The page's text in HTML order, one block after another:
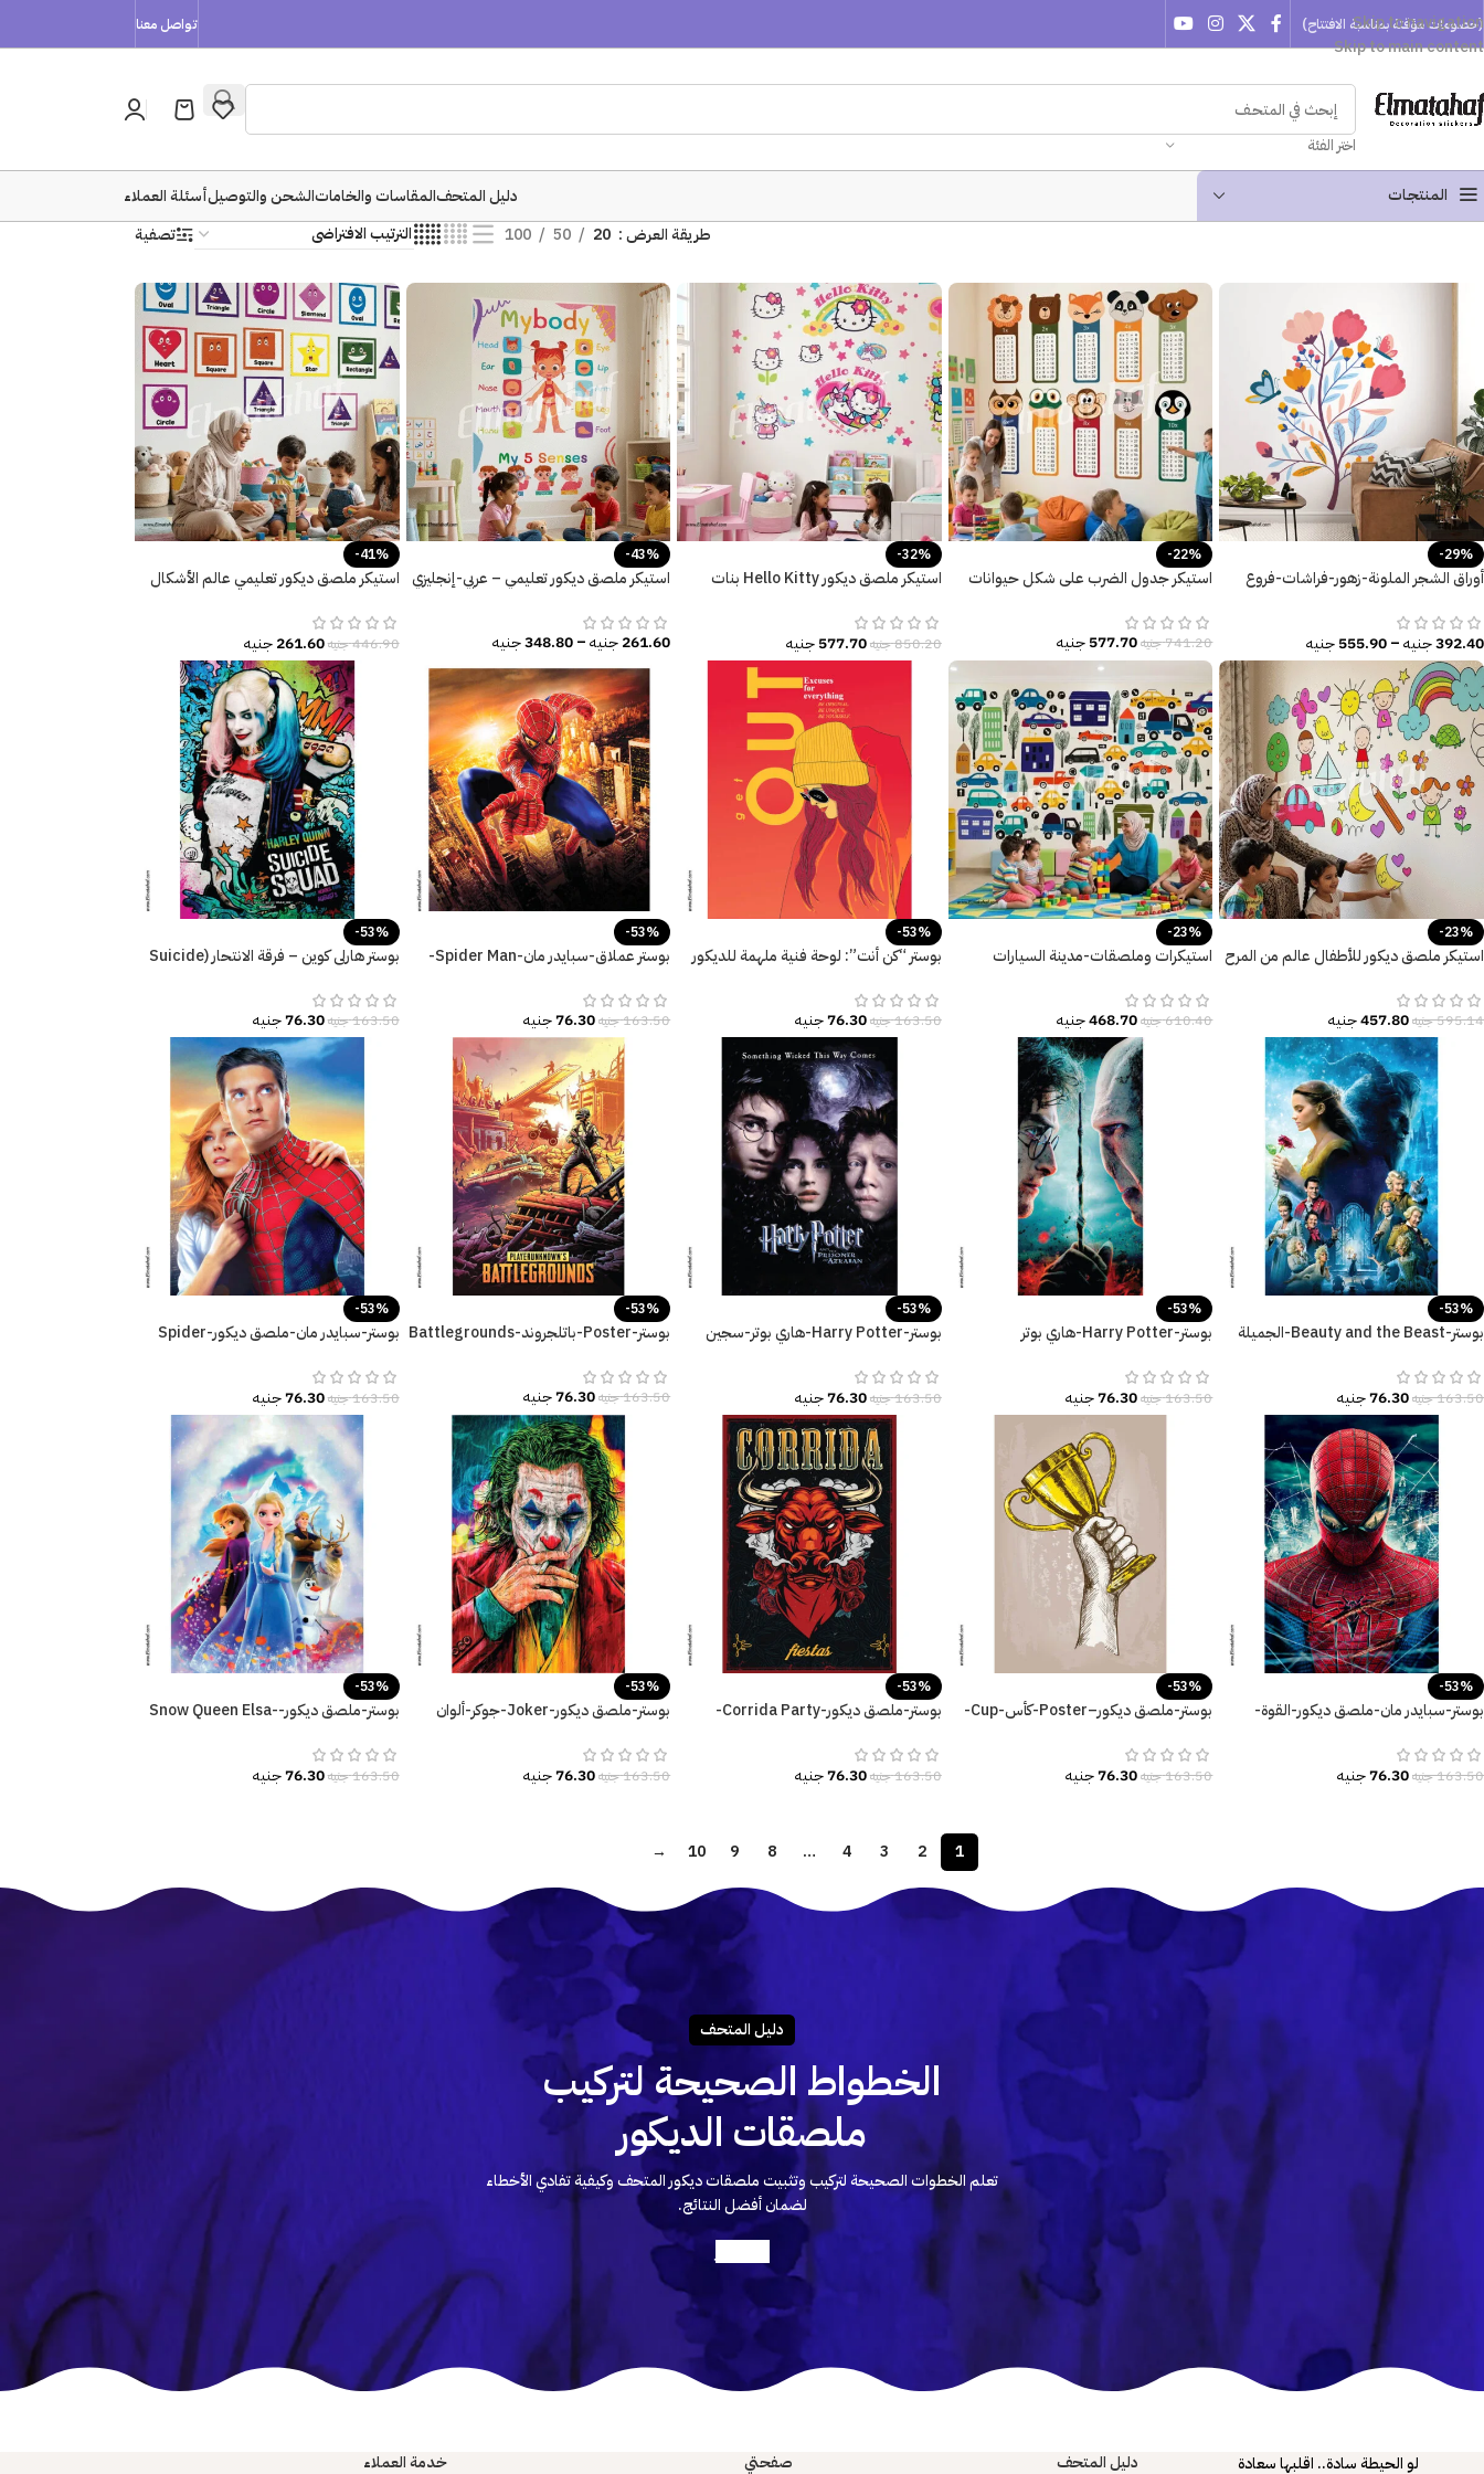
Skip to navigation
Skip to main content
(خصومات مؤقتة بمناسبة الافتتاح) تواصل معنا
اختر الفئة
المنتجـات دليل المتحفالمقاسات والخاماتالشحن والتوصيلأسئلة العملاء
طريقة العرض
20
50
100 تصفية
-29%
أوراق الشجر الملونة-زهور-فراشات-فروع
392.40جنيه–
555.90جنيه
-22%
استيكر جدول الضرب على شكل حيوانات
741.20جنيه577.70جنيه
-32%
استيكر ملصق ديكور Hello Kitty بنات
850.20جنيه577.70جنيه
-43%
استيكر ملصق ديكور تعليمي – عربي-إنجليزي
261.60جنيه –
348.80جنيه
-41%
استيكر ملصق ديكور تعليمي عالم الأشكال
446.90جنيه261.60 جنيه
-23%
استيكر ملصق ديكور للأطفال عالم من المرح
595.14جنيه457.80جنيه
-23%
استيكرات وملصقات-مدينة السيارات
610.40جنيه468.70جنيه
-53%
بوستر “كن أنت”: لوحة فنية ملهمة للديكور
163.50جنيه76.30جنيه
-53%
بوستر عملاق-سبايدر مان-Spider Man-
163.50جنيه76.30جنيه
-53%
بوستر هارلي كوين – فرقة الانتحار (Suicide
163.50جنيه76.30جنيه
-53%
بوستر-Beauty and the Beast-الجميلة
163.50جنيه76.30جنيه
-53%
بوستر-Harry Potter-هاري بوتر
163.50جنيه76.30جنيه
-53%
بوستر-Harry Potter-هاري بوتر-سجين
163.50جنيه76.30جنيه
-53%
بوستر-Poster-باتلجروند-Battlegrounds
163.50جنيه76.30جنيه
-53%
بوستر-سبايدر مان-ملصق ديكور-Spider
163.50جنيه76.30جنيه
-53%
بوستر-سبايدر مان-ملصق ديكور-القوة-
163.50جنيه76.30جنيه
-53%
بوستر-ملصق ديكور–Poster-كأس-Cup-
163.50جنيه76.30جنيه
-53%
بوستر-ملصق ديكور-Corrida Party-
163.50جنيه76.30جنيه
-53%
بوستر-ملصق ديكور-Joker-جوكر-ألوان
163.50جنيه76.30جنيه
-53%
بوستر-ملصق ديكور-Snow Queen Elsa-
163.50جنيه76.30جنيه
1
2
3
4
…
8
9
10
→
دليـل المتحـف
الخطواط الصحيحة لتركيب
ملصقات الديكور
تعلم الخطوات الصحيحة لتركيب وتثبيت ملصقات ديكور المتحف وكيفية تفادي الأخطاء
لضمان أفضل النتائج.
لو الحيطة سادة.. اقلبها سعادة دليل المتحف صفحتي خدمة العملاء